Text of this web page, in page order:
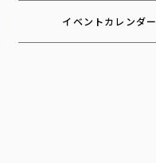
イベントカレンダー